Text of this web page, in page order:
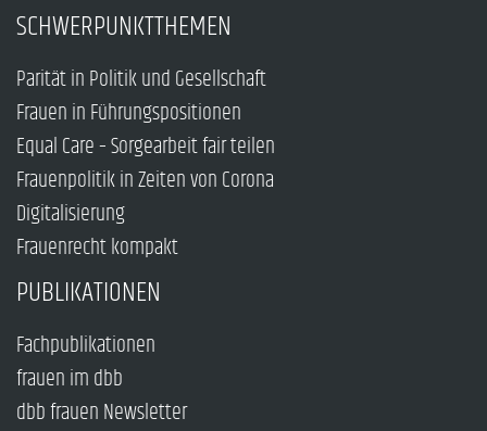
SCHWERPUNKTTHEMEN
Parität in Politik und Gesellschaft
Frauen in Führungspositionen
Equal Care – Sorgearbeit fair teilen
Frauenpolitik in Zeiten von Corona
Digitalisierung
Frauenrecht kompakt
PUBLIKATIONEN
Fachpublikationen
frauen im dbb
dbb frauen Newsletter